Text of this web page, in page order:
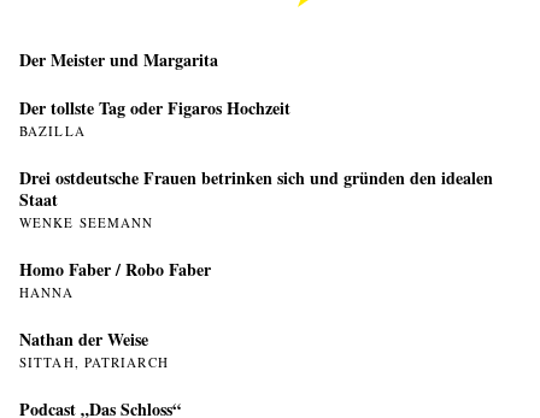
Der Meister und Margarita
Der tollste Tag oder Figaros Hochzeit
BAZILLA
Drei ostdeutsche Frauen betrinken sich und gründen den idealen
Staat
WENKE SEEMANN
Homo Faber / Robo Faber
HANNA
Nathan der Weise
SITTAH, PATRIARCH
Podcast „Das Schloss“